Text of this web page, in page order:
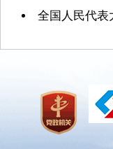
全国人民代表